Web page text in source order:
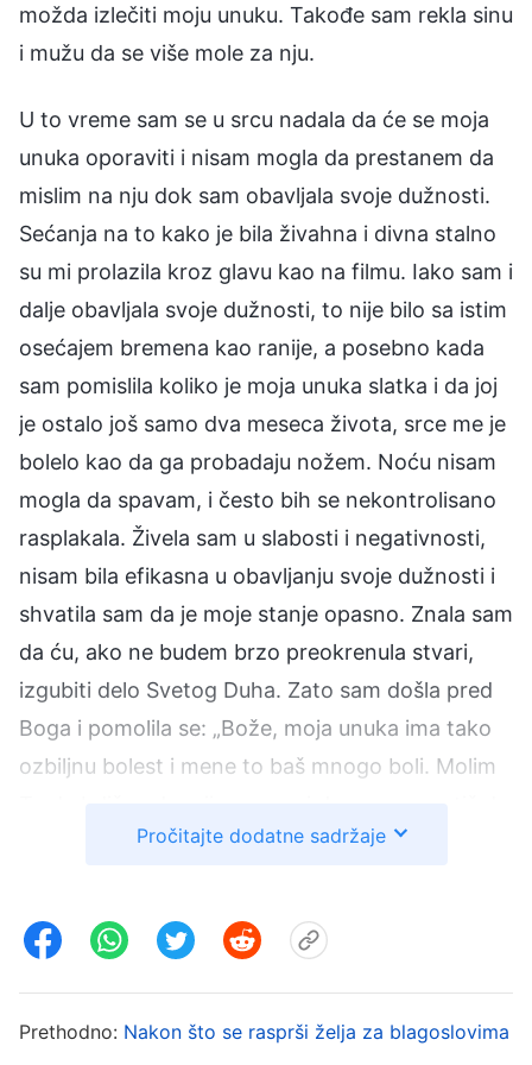
možda izlečiti moju unuku. Takođe sam rekla sinu
i mužu da se više mole za nju.
U to vreme sam se u srcu nadala da će se moja
unuka oporaviti i nisam mogla da prestanem da
mislim na nju dok sam obavljala svoje dužnosti.
Sećanja na to kako je bila živahna i divna stalno
su mi prolazila kroz glavu kao na filmu. Iako sam i
dalje obavljala svoje dužnosti, to nije bilo sa istim
osećajem bremena kao ranije, a posebno kada
sam pomislila koliko je moja unuka slatka i da joj
je ostalo još samo dva meseca života, srce me je
bolelo kao da ga probadaju nožem. Noću nisam
mogla da spavam, i često bih se nekontrolisano
rasplakala. Živela sam u slabosti i negativnosti,
nisam bila efikasna u obavljanju svoje dužnosti i
shvatila sam da je moje stanje opasno. Znala sam
da ću, ako ne budem brzo preokrenula stvari,
izgubiti delo Svetog Duha. Zato sam došla pred
Boga i pomolila se: „Bože, moja unuka ima tako
ozbiljnu bolest i mene to baš mnogo boli. Molim
shvatim Tvoju nameru.” Kasnije sam pročitala
su podvrgnuti kušnjama, budu slabi, da u sebi
nose negativnost ili da ne mogu jasno da
sagledaju Božje namere ili svoj put ka
praktičnom delovanju. Ali generalno govoreći, ti
Pročitajte dodatne sadržaje
Prethodno: Nakon što se rasprši želja za blagoslovima